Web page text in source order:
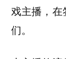
戏主播，
们。